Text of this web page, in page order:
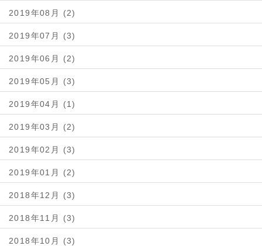
2019年08月 (2)
2019年07月 (3)
2019年06月 (2)
2019年05月 (3)
2019年04月 (1)
2019年03月 (2)
2019年02月 (3)
2019年01月 (2)
2018年12月 (3)
2018年11月 (3)
2018年10月 (3)